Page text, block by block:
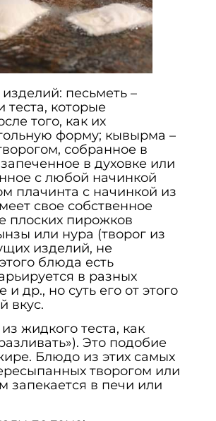
песьметь –
теста, которые
того, как их
форму; кывырма –
собранное в
в духовке или
с любой начинкой
плачинта с начинкой из
свое собственное
плоских пирожков
или нура (творог из
изделий, не
блюда есть
в разных
др., но суть его от этого
вкус.
жидкого теста, как
Это подобие
Блюдо из этих самых
творогом или
запекается в печи или